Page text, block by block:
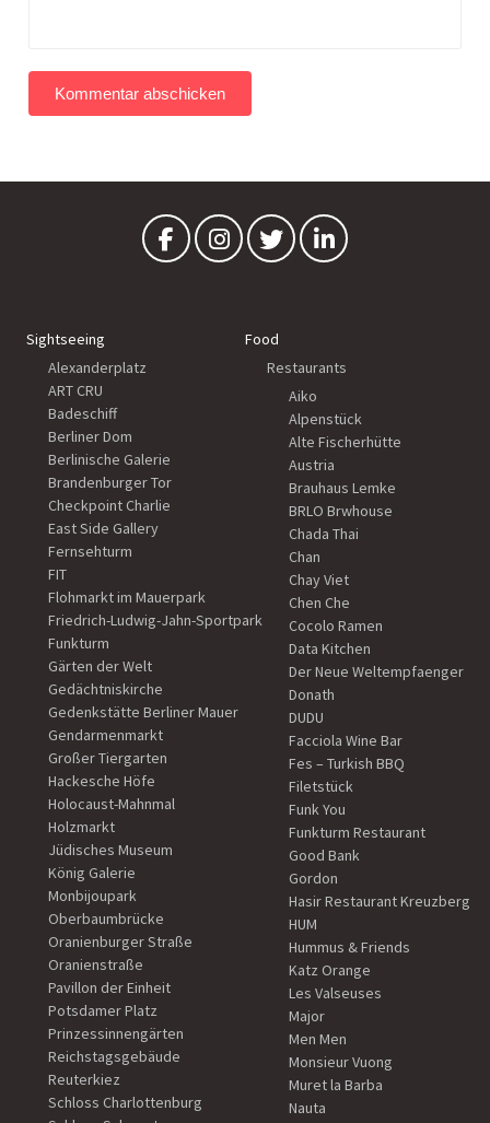
Sightseeing
Alexanderplatz
ART CRU
Badeschiff
Berliner Dom
Berlinische Galerie
Brandenburger Tor
Checkpoint Charlie
East Side Gallery
Fernsehturm
FIT
Flohmarkt im Mauerpark
Friedrich-Ludwig-Jahn-Sportpark
Funkturm
Gärten der Welt
Gedächtniskirche
Gedenkstätte Berliner Mauer
Gendarmenmarkt
Großer Tiergarten
Hackesche Höfe
Holocaust-Mahnmal
Holzmarkt
Jüdisches Museum
König Galerie
Monbijoupark
Oberbaumbrücke
Oranienburger Straße
Oranienstraße
Pavillon der Einheit
Potsdamer Platz
Prinzessinnengärten
Reichstagsgebäude
Reuterkiez
Schloss Charlottenburg
Food
Restaurants
Aiko
Alpenstück
Alte Fischerhütte
Austria
Brauhaus Lemke
BRLO Brwhouse
Chada Thai
Chan
Chay Viet
Chen Che
Cocolo Ramen
Data Kitchen
Der Neue Weltempfaenger
Donath
DUDU
Facciola Wine Bar
Fes – Turkish BBQ
Filetstück
Funk You
Funkturm Restaurant
Good Bank
Gordon
Hasir Restaurant Kreuzberg
HUM
Hummus & Friends
Katz Orange
Les Valseuses
Major
Men Men
Monsieur Vuong
Muret la Barba
Nauta